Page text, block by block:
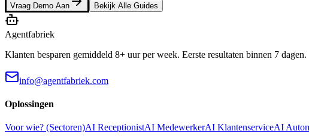
Vraag Demo Aan Bekijk Alle Guides
Agentfabriek
Klanten besparen gemiddeld 8+ uur per week. Eerste resultaten binnen 7 dagen.
info@agentfabriek.com
Oplossingen
Voor wie? (Sectoren)AI ReceptionistAI MedewerkerAI KlantenserviceAI